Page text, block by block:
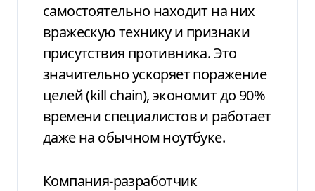
самостоятельно находит на них
вражескую технику и признаки
присутствия противника. Это
значительно ускоряет поражение
целей (kill chain), экономит до 90%
времени специалистов и работает
даже на обычном ноутбуке.
Компания-разработчик